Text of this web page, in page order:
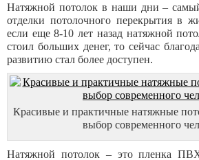
Натяжной потолок в наши дни –
отделки потолочного перекрытия в
если еще 8-10 лет назад натяжной
стоил больших денег, то сейчас
развитию стал более доступен.
Красивые и практичные натяжные
выбор современного
Натяжной потолок – это пленка